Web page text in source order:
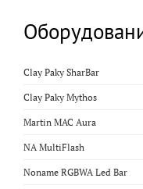
Clay Paky SharBar
Clay Paky Mythos
Martin MAC Aura
NA MultiFlash
Noname RGBWA Led Bar